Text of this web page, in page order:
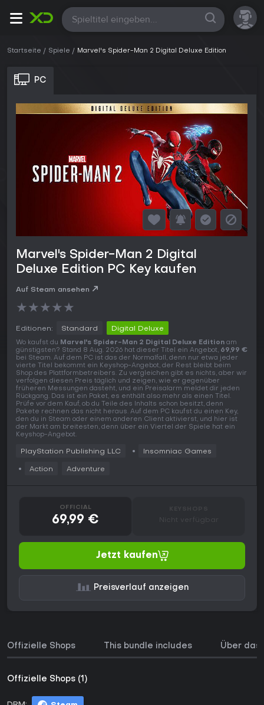
Alle
Startseite Spiele Marvel's Spider-Man 2 Digital Deluxe Edition
PC
Marvel's Spider-Man 2 Digital
Deluxe Edition PC Key kaufen
Auf Steam ansehen
★★★★★
Editionen: Standard Digital Deluxe
Wo kaufst du Marvel's Spider-Man 2 Digital Deluxe Edition am
günstigsten? Stand 8 Aug. 2026 hat dieser Titel ein Angebot, 69,99 €
bei Steam. Auf dem PC ist das der Normalfall, denn nur etwa jeder
vierte Titel bekommt ein Keyshop-Angebot, der Rest bleibt beim
Shop des Plattformbetreibers. Zu vergleichen gibt es nichts, aber wir
verfolgen diesen Preis täglich und zeigen, wie er gegenüber
früheren Messungen dasteht, und ein Preisalarm meldet dir jeden
Rückgang. Das ist ein Paket, es enthält also mehr als einen Titel.
Prüfe vor dem Kauf, ob du Teile des Inhalts schon besitzt, denn
Pakete rechnen das nicht heraus. Auf dem PC kaufst du einen Key,
den du in Steam oder einem anderen Client aktivierst, und hier ist
der Markt am breitesten, denn über ein Viertel der Spiele hat ein
Keyshop-Angebot.
PlayStation Publishing LLC Insomniac Games
Action Adventure
OFFICIAL
69,99 € Nicht verfügbar
Jetzt kaufen
Preisverlauf anzeigen
Offizielle Shops This bundle includes Über das
Offizielle Shops (1)